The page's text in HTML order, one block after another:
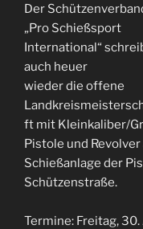
Der
„Pro Schießsport
International“
auch heuer
wieder die offene
ft mit Kleinkaliber/
Pistole und
Schießanlage der
Schützenstraße.
Termine: Freitag, 30.